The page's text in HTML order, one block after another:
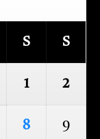
S S
1 2
8 9